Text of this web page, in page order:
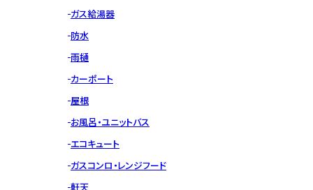
ガス給湯器
防水
雨樋
カーポート
屋根
お風呂・ユニットバス
エコキュート
ガスコンロ・レンジフード
軒天